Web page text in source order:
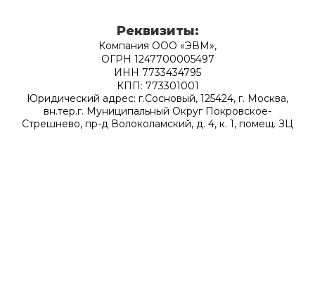
Реквизиты:
Компания ООО «ЭВМ»,
ОГРН 1247700005497
ИНН 7733434795
КПП: 773301001
Юридический адрес: г.Сосновый, 125424, г. Москва,
вн.тер.г. Муниципальный Округ Покровское-
Стрешнево, пр-д Волоколамский, д. 4, к. 1, помещ. ЗЦ